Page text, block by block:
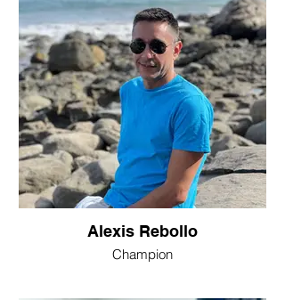
Alexis Rebollo
Champion